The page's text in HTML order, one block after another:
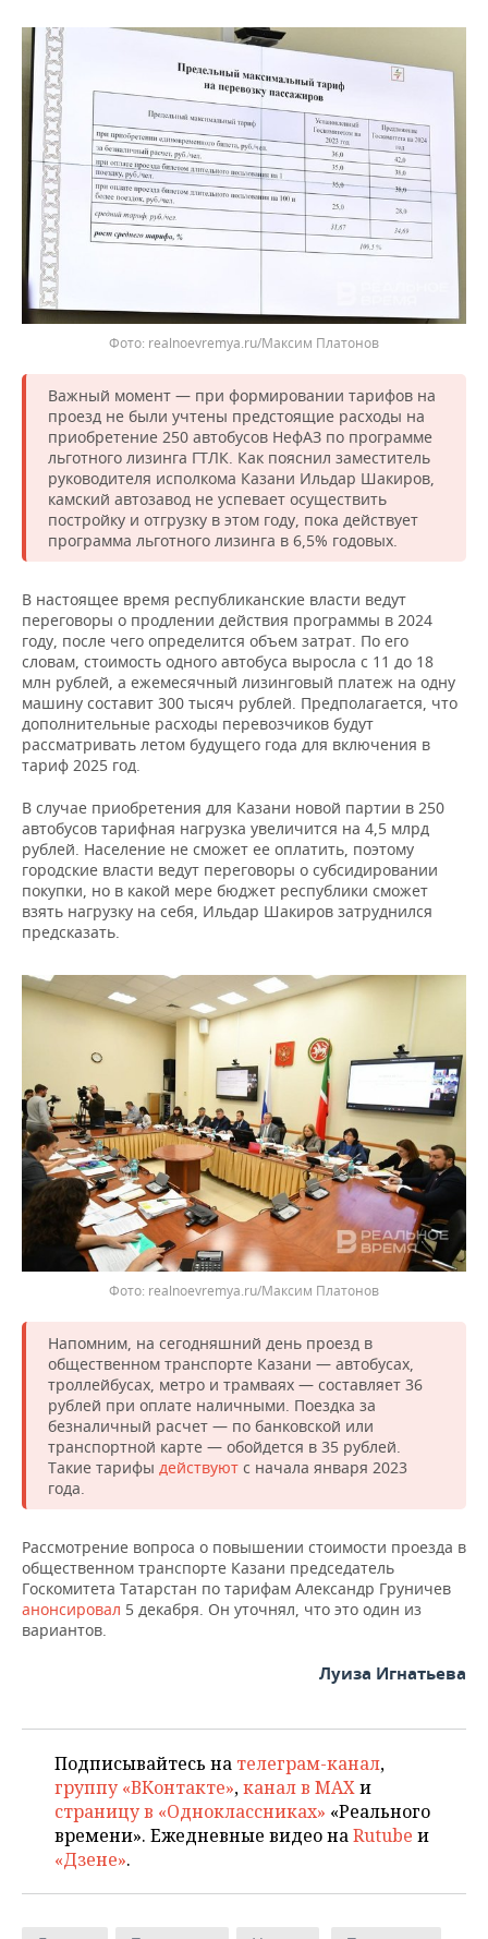
ХОККЕЙ С МЯЧОМ
ПРОИСШЕСТВИЯ
realnoevremya.ru/Максим Платонов
Важный момент — при формировании тарифов на
проезд не были учтены предстоящие расходы на
приобретение 250 автобусов НефАЗ по программе
льготного лизинга ГТЛК. Как пояснил заместитель
руководителя исполкома Казани Ильдар Шакиров,
камский автозавод не успевает осуществить
постройку и отгрузку в этом году, пока действует
программа льготного лизинга в 6,5% годовых.
В настоящее время республиканские власти ведут
переговоры о продлении действия программы в 2024
году, после чего определится объем затрат. По его
словам, стоимость одного автобуса выросла с 11 до 18
млн рублей, а ежемесячный лизинговый платеж на одну
машину составит 300 тысяч рублей. Предполагается, что
дополнительные расходы перевозчиков будут
рассматривать летом будущего года для включения в
тариф 2025 год.
В случае приобретения для Казани новой партии в 250
автобусов тарифная нагрузка увеличится на 4,5 млрд
рублей. Население не сможет ее оплатить, поэтому
городские власти ведут переговоры о субсидировании
покупки, но в какой мере бюджет республики сможет
взять нагрузку на себя, Ильдар Шакиров затруднился
предсказать.
realnoevremya.ru/Максим Платонов
Напомним, на сегодняшний день проезд в
общественном транспорте Казани — автобусах,
троллейбусах, метро и трамваях — составляет 36
рублей при оплате наличными. Поездка за
безналичный расчет — по банковской или
транспортной карте — обойдется в 35 рублей.
Такие тарифы действуют с начала января 2023
года.
Рассмотрение вопроса о повышении стоимости проезда в
общественном транспорте Казани председатель
Госкомитета Татарстан по тарифам Александр Груничев
анонсировал 5 декабря. Он уточнял, что это один из
вариантов.
Луиза Игнатьева
Подписывайтесь на телеграм-канал,
группу «ВКонтакте»,канал в MAXи
страницу в «Одноклассниках» «Реального
времени». Ежедневные видео наRutube и
«Дзене».